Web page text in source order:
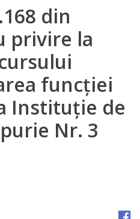
din
privire la
funcției
Instituție de
Nr. 3